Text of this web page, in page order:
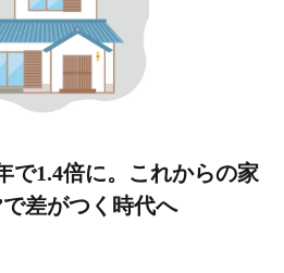
で1.4倍に。これからの家
差がつく時代へ